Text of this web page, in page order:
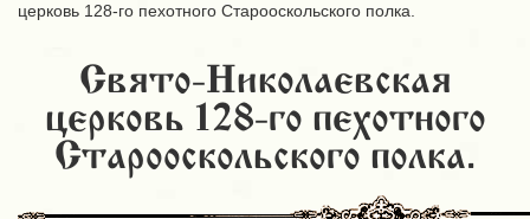
церковь 128-го пехотного Старооскольского полка.
Свято-Николаевская
церковь 128-го пехотного
Старооскольского полка.